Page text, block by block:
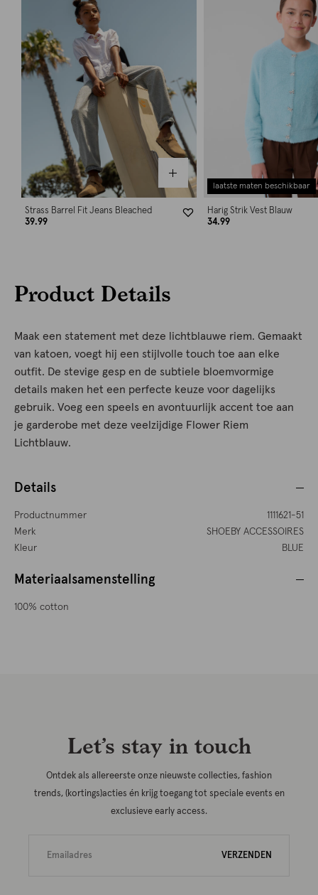
Strass Barrel Fit Jeans Bleached
39.99
laatste maten beschikbaar
Harig Strik Vest Blauw
34.99
Product Details
Maak een statement met deze lichtblauwe riem. Gemaakt
van katoen, voegt hij een stijlvolle touch toe aan elke
outfit. De stevige gesp en de subtiele bloemvormige
details maken het een perfecte keuze voor dagelijks
gebruik. Voeg een speels en avontuurlijk accent toe aan
je garderobe met deze veelzijdige Flower Riem
Lichtblauw.
Details
Productnummer
1111621-51
Merk
SHOEBY ACCESSOIRES
Kleur
BLUE
Materiaalsamenstelling
100% cotton
Let’s stay in touch
Ontdek als allereerste onze nieuwste collecties, fashion
trends, (kortings)acties én krijg toegang tot speciale events en
exclusieve early access.
VERZENDEN